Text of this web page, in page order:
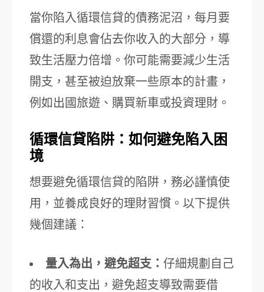
當你陷入循環信貸的債務泥沼，每月要
償還的利息會佔去你收入的大部分，導
致生活壓力倍增。你可能需要減少生活
開支，甚至被迫放棄一些原本的計畫，
例如出國旅遊、購買新車或投資理財。
循環信貸陷阱：如何避免陷入困
境
想要避免循環信貸的陷阱，務必謹慎使
用，並養成良好的理財習慣。以下提供
幾個建議：
量入為出，避免超支： 仔細規劃自己
的收入和支出，避免超支導致需要借